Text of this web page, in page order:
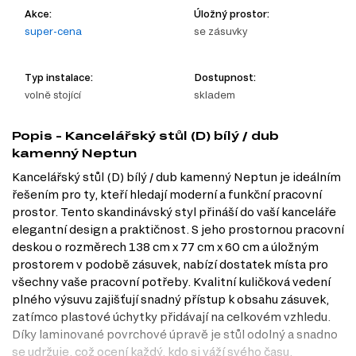
Akce:
super-cena
Úložný prostor:
se zásuvky
Typ instalace:
volně stojící
Dostupnost:
skladem
Popis - Kancelářský stůl (D) bílý / dub
kamenný Neptun
Kancelářský stůl (D) bílý / dub kamenný Neptun je ideálním
řešením pro ty, kteří hledají moderní a funkční pracovní
prostor. Tento skandinávský styl přináší do vaší kanceláře
elegantní design a praktičnost. S jeho prostornou pracovní
deskou o rozměrech 138 cm x 77 cm x 60 cm a úložným
prostorem v podobě zásuvek, nabízí dostatek místa pro
všechny vaše pracovní potřeby. Kvalitní kuličková vedení
plného výsuvu zajišťují snadný přístup k obsahu zásuvek,
zatímco plastové úchytky přidávají na celkovém vzhledu.
Díky laminované povrchové úpravě je stůl odolný a snadno
se udržuje, což ocení každý, kdo si váží svého času.